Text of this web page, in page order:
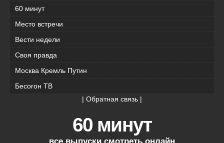
60 минут
Место встречи
Вести недели
Своя правда
Москва Кремль Путин
Бесогон ТВ
| Обратная связь |
60 минут